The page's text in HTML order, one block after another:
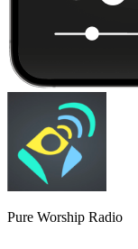
Pure Worship Radio